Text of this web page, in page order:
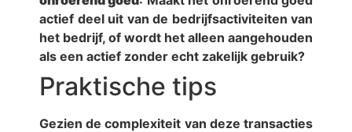
actief deel uit van de bedrijfsactiviteiten van
het bedrijf, of wordt het alleen aangehouden
als een actief zonder echt zakelijk gebruik?
Praktische tips
Gezien de complexiteit van deze transacties